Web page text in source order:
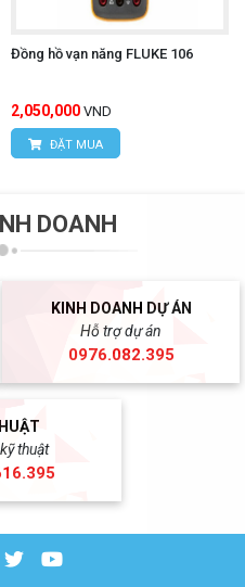
Đồng hồ vạn năng FLUKE 106
2,050,000 VND
ĐẶT MUA
DOANH
KINH DOANH DỰ ÁN
Hỗ trợ dự án
0976.082.395
thuật